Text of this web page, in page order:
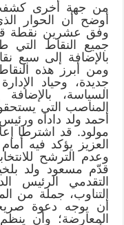
من جهة أخرى كشفت
أوضح أن الحوار
وفق عشرين نقطة
جميع النقاط التي
بالإضافة إلى سبع
ومن أبرز هذه
جديدة، وحياد
السياسة،
المناصب التي
أحمد ولد داداه
مولود. قد اشترطا
العزيز يؤكد فيه
وعدم الترشح
قدّم مسعود ولد
التقدمي الرئيس
التناوب، جملة من
أن يوجه دعوة
المعارضة؛ وأن ينظم